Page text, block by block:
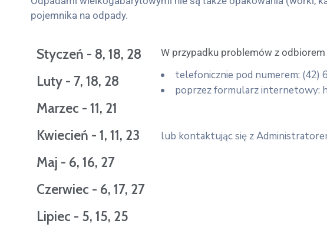
pojemnika na odpady.
Styczeń - 8, 18, 28
Luty - 7, 18, 28
Marzec - 11, 21
Kwiecień - 1, 11, 23
Maj - 6, 16, 27
Czerwiec - 6, 17, 27
Lipiec - 5, 15, 25
W przypadku problemów z
telefonicznie pod numerem: (42)
poprzez formularz internetowy:
lub kontaktując się z